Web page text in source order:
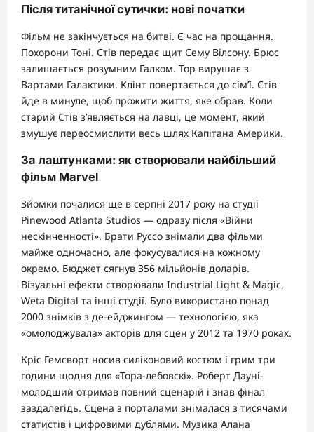
Після титанічної сутички: нові початки
Фільм не закінчується на битві. Є час на прощання.
Похорони Тоні. Стів передає щит Сему Вілсону. Брюс
залишається розумним Галком. Тор вирушає з
Вартами Галактики. Клінт повертається до сім’ї. Стів
йде в минуле, щоб прожити життя, яке обрав. Коли
старий Стів з’являється на лавці, це момент, який
змушує переосмислити весь шлях Капітана Америки.
За лаштунками: як створювали найбільший
фільм Marvel
Зйомки почалися ще в серпні 2017 року на студії
Pinewood Atlanta Studios — одразу після «Війни
нескінченності». Брати Руссо знімали два фільми
майже одночасно, але фокусувалися на кожному
окремо. Бюджет сягнув 356 мільйонів доларів.
Візуальні ефекти створювали Industrial Light & Magic,
Weta Digital та інші студії. Було використано понад
2000 знімків з де-ейджингом — технологією, яка
«омолоджувала» акторів для сцен у 2012 та 1970 роках.
Кріс Гемсворт носив силіконовий костюм і грим три
години щодня для «Тора-лебовскі». Роберт Дауні-
молодший отримав повний сценарій і знав фінал
заздалегідь. Сцена з порталами знімалася з тисячами
статистів і цифровими дублями. Музика Алана